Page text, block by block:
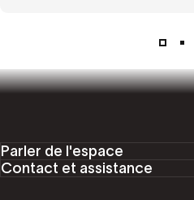
Parler de l'espace
Contact et assistance